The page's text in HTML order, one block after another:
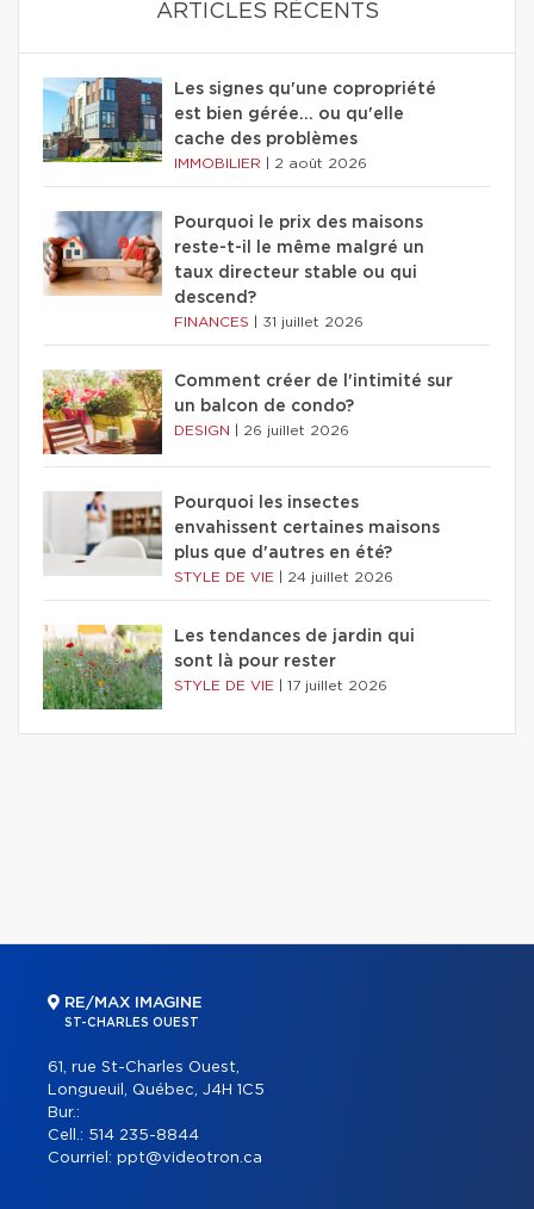
ARTICLES RÉCENTS
Les signes qu'une copropriété
est bien gérée… ou qu'elle
cache des problèmes
IMMOBILIER 2 août 2026
Pourquoi le prix des maisons
reste-t-il le même malgré un
taux directeur stable ou qui
descend?
FINANCES 31 juillet 2026
Comment créer de l'intimité sur
un balcon de condo?
DESIGN 26 juillet 2026
Pourquoi les insectes
envahissent certaines maisons
plus que d'autres en été?
STYLE DE VIE 24 juillet 2026
Les tendances de jardin qui
sont là pour rester
STYLE DE VIE 17 juillet 2026
RE/MAX IMAGINE
ST-CHARLES OUEST
61, rue St-Charles Ouest,
Longueuil, Québec, J4H 1C5
Bur.:
Cell.: 514 235-8844
Courriel: ppt@videotron.ca